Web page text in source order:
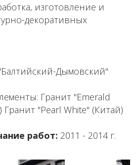
изготовление и
декоративных
Дымовский"
Гранит "Emerald
Гранит "Pearl White" (Китай)
работ: 2011 - 2014 г.